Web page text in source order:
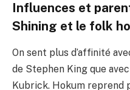
Influences et
Shining et le folk
On sent plus d’affinité
de Stephen King que
Kubrick. Hokum reprend